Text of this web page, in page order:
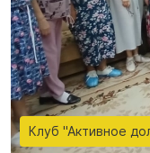
Клуб "Активное